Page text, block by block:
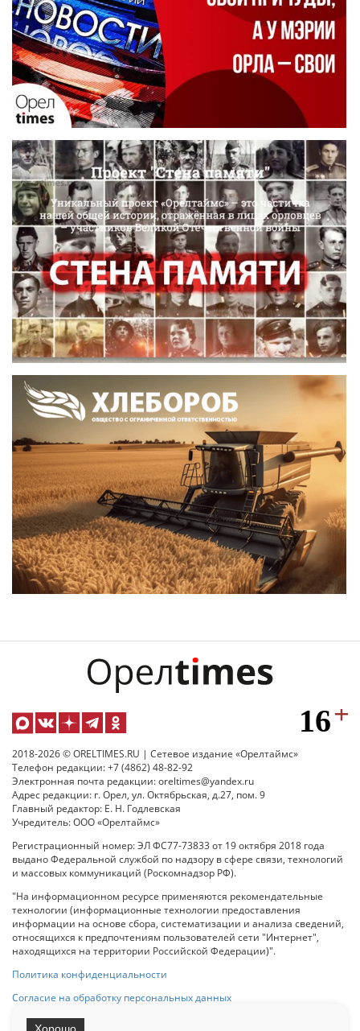
2018-2026 © ORELTIMES.RU | Сетевое издание «Орелтаймс»
Телефон редакции: +7 (4862) 48-82-92
Электронная почта редакции: oreltimes@yandex.ru
Адрес редакции: г. Орел, ул. Октябрьская, д.27, пом. 9
Главный редактор: Е. Н. Годлевская
Учредитель: ООО «Орелтаймс»
Регистрационный номер: ЭЛ ФС77-73833 от 19 октября 2018 года
выдано Федеральной службой по надзору в сфере связи, технологий
и массовых коммуникаций (Роскомнадзор РФ).
"На информационном ресурсе применяются рекомендательные
технологии (информационные технологии предоставления
информации на основе сбора, систематизации и анализа сведений,
относящихся к предпочтениям пользователей сети "Интернет",
находящихся на территории Российской Федерации)".
Политика конфиденциальности
Согласие на обработку персональных данных